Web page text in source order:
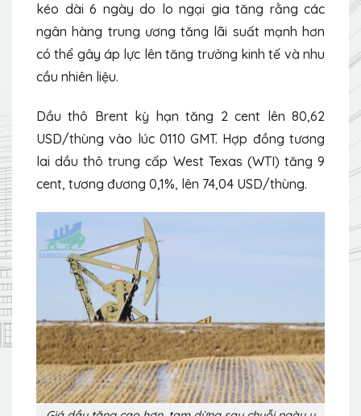
kéo dài 6 ngày do lo ngại gia tăng rằng các
ngân hàng trung ương tăng lãi suất mạnh hơn
có thể gây áp lực lên tăng trưởng kinh tế và nhu
cầu nhiên liệu.
Dầu thô Brentkỳ hạn tăng 2 cent lên 80,62
USD/thùng vào lúc 0110 GMT. Hợp đồng tương
lai dầu thô trung cấp West Texas (WTI) tăng 9
cent, tương đương 0,1%, lên 74,04 USD/thùng.